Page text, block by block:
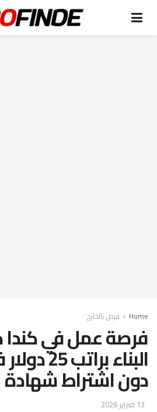
Home فرص بالخارج
فرصة عمل في
البناء
دون اشتراط شهادة
13 فبراير 2026